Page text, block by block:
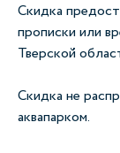
Скидка
прописки или
Тверской
Скидка не
аквапарком.